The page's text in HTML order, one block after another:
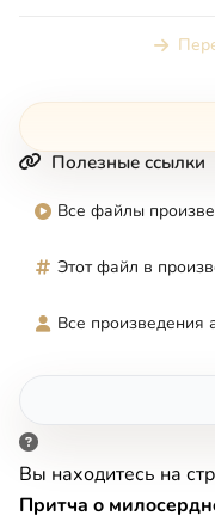
Полезные ссылки
Все файлы
Этот файл в
Все произведения
Вы находитесь на
Пpитчa o